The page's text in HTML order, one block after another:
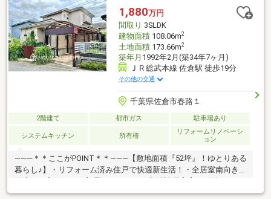
い。●周辺施設・JR総武本線榎戸駅まで4200ｍ（徒歩53分/車9
分）・富里第一小学校まで2400ｍ（徒歩
1,880万円
間取り 3SLDK
建物面積108.06m2
土地面積173.66m2
築年月 1992年2月(築34年7ヶ月)
ＪＲ総武本線 佐倉駅 徒歩19分
その他の交通
千葉県佐倉市春路１
2階建て 都市ガス 駐車場あり
システムキッチン 所有権
リフォームリノベーシ
ョン
―――＊＊ここがPOINT＊＊―――【敷地面積『52坪』！ゆとりある
暮らし♪】・リフォーム済み住戸で快適新生活！・全居室南向き、
ビング『エアコン1基』設置済み！・用途に合わせて大活躍な『納